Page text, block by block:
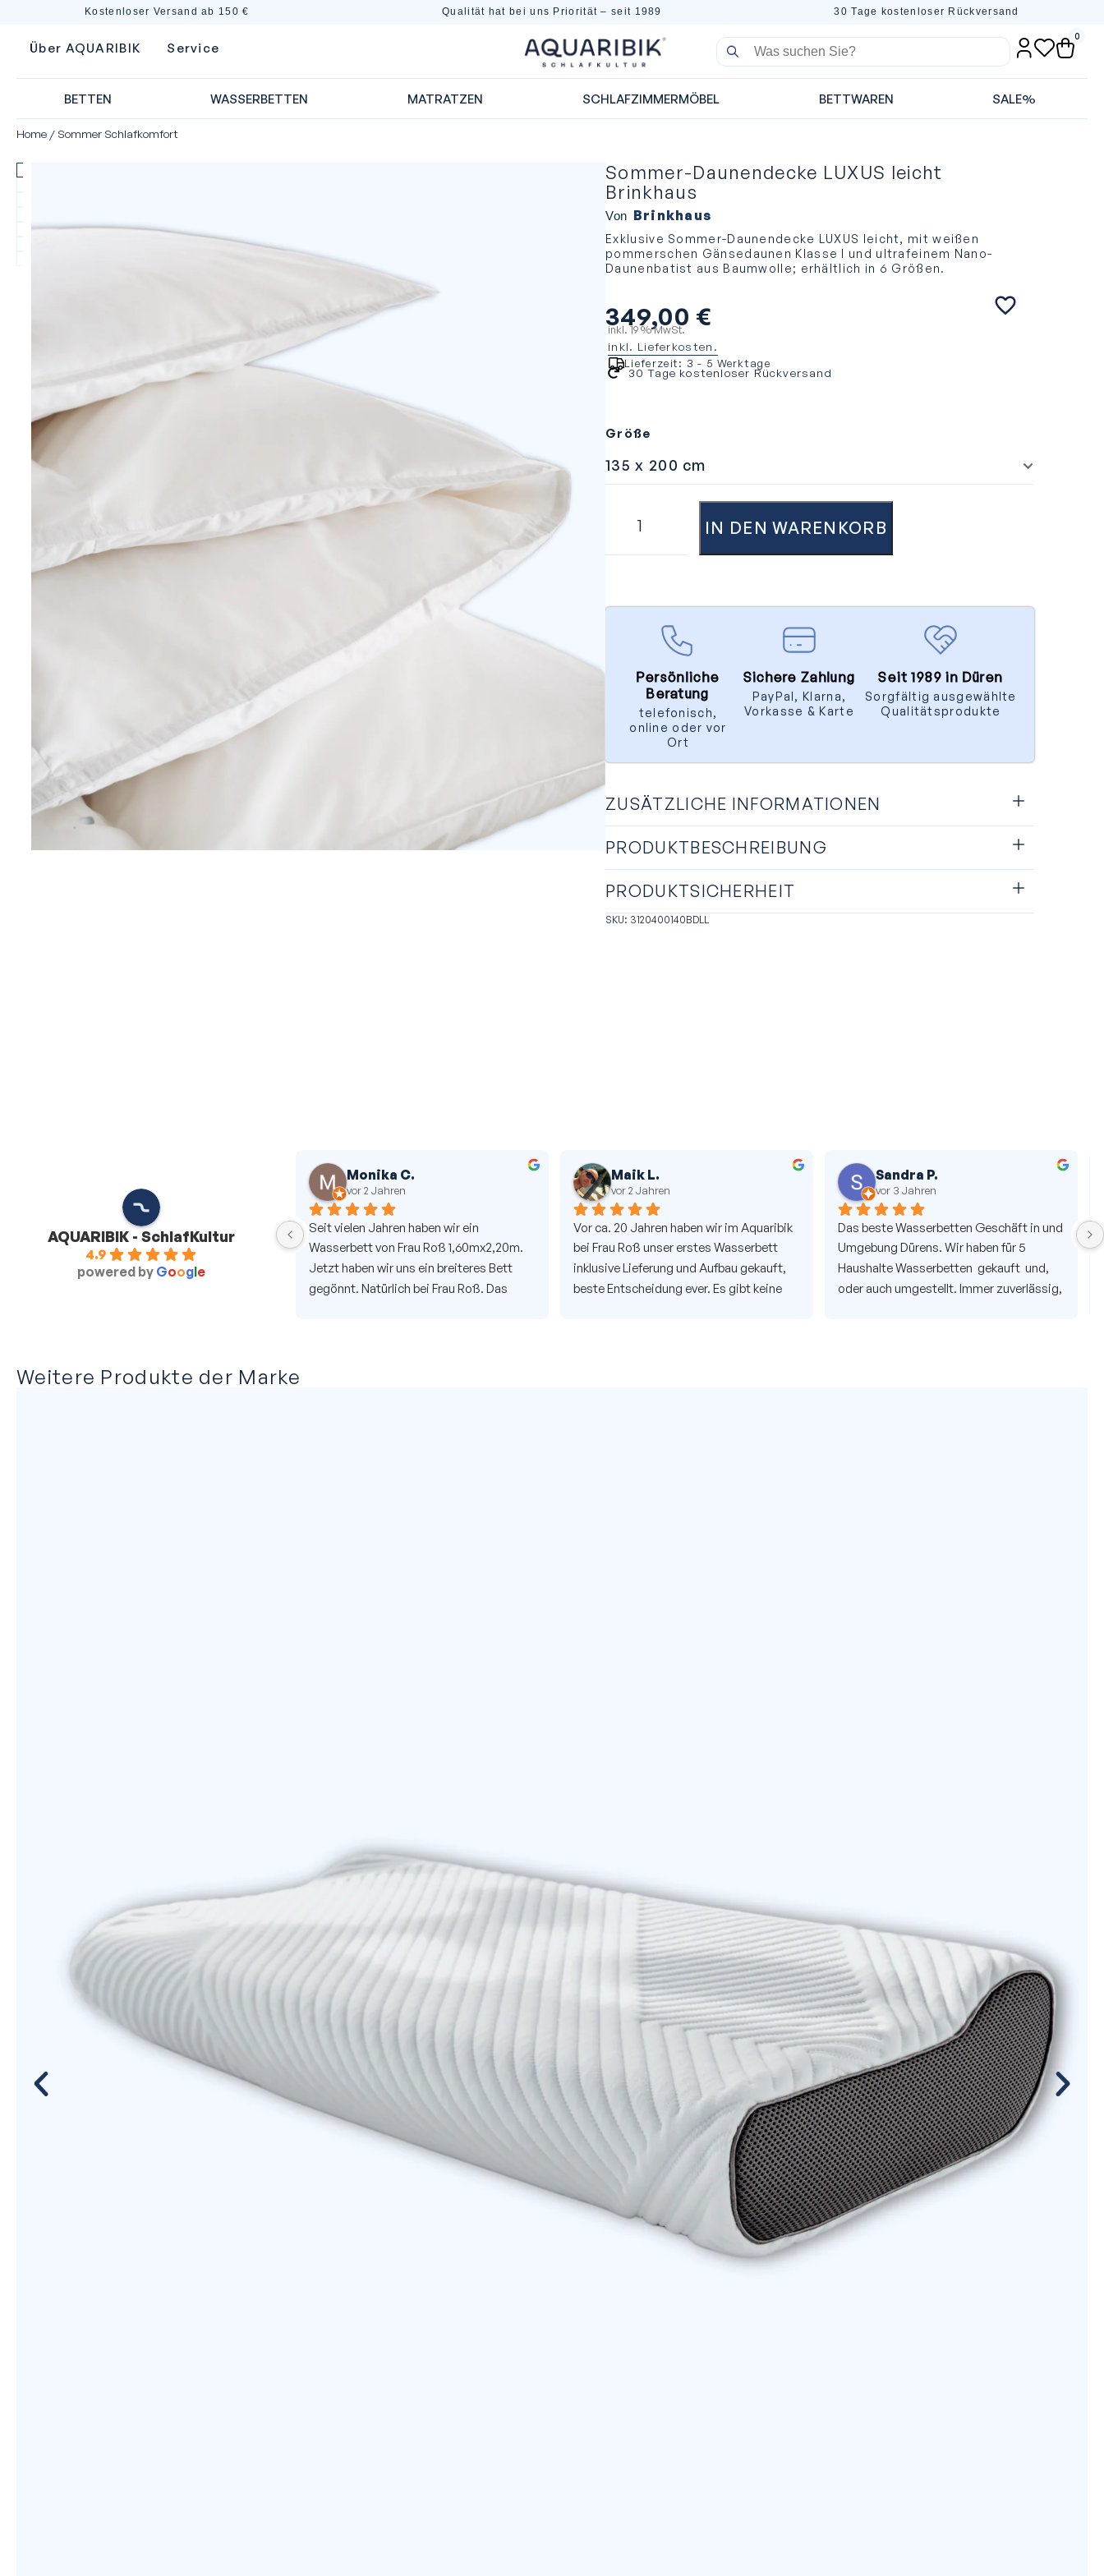
Kostenloser Versand ab 150 € Qualität hat bei uns Priorität – seit 1989 30 Tage kostenloser Rückversand
Über AQUARIBIK Service
0
BETTEN WASSERBETTEN MATRATZEN SCHLAFZIMMERMÖBEL BETTWAREN SALE%
Home / Sommer Schlafkomfort
Sommer-Daunendecke LUXUS leicht
Brinkhaus
Von Brinkhaus
Exklusive Sommer-Daunendecke LUXUS leicht, mit weißen
pommerschen Gänsedaunen Klasse I und ultrafeinem Nano-
Daunenbatist aus Baumwolle; erhältlich in 6 Größen.
349,00 €
inkl. 19 % MwSt.
inkl. Lieferkosten.
Lieferzeit: 3 - 5 Werktage
30 Tage kostenloser Rückversand
Größe
IN DEN WARENKORB
Persönliche
Beratung
telefonisch,
online oder vor
Ort
Sichere Zahlung
PayPal, Klarna,
Vorkasse & Karte
Seit 1989 in Düren
Sorgfältig ausgewählte
Qualitätsprodukte
ZUSÄTZLICHE INFORMATIONEN
PRODUKTBESCHREIBUNG
PRODUKTSICHERHEIT
SKU: 3120400140BDLL
AQUARIBIK - SchlafKultur
4.9
powered by Google
vor 2 Jahren
Monika C.
vor 2 Jahren
Seit vielen Jahren haben wir ein
Wasserbett von Frau Roß 1,60mx2,20m.
Jetzt haben wir uns ein breiteres Bett
gegönnt. Natürlich bei Frau Roß. Das
Maik L.
vor 2 Jahren
Vor ca. 20 Jahren haben wir im Aquaribik
bei Frau Roß unser erstes Wasserbett
inklusive Lieferung und Aufbau gekauft,
beste Entscheidung ever. Es gibt keine
Sandra P.
vor 3 Jahren
Das beste Wasserbetten Geschäft in und
Umgebung Dürens. Wir haben für 5
Haushalte Wasserbetten  gekauft  und,
oder auch umgestellt. Immer zuverlässig,
Weitere Produkte der Marke